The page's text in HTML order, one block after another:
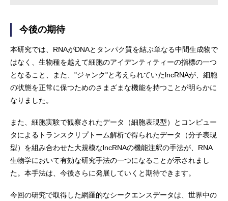
今後の期待
本研究では、RNAがDNAとタンパク質を結ぶ単なる中間生成物で
はなく、生物種を越えて細胞のアイデンティティーの指標の一つ
となること、また、"ジャンク"と考えられていたlncRNAが、細胞
の状態を正常に保つためのさまざまな機能を持つことが明らかに
なりました。
また、細胞実験で観察されたデータ（細胞表現型）とコンピュー
タによるトランスクリプトーム解析で得られたデータ（分子表現
型）を組み合わせた大規模なlncRNAの機能注釈の手法が、RNA
生物学において有効な研究手法の一つになることが示されまし
た。本手法は、今後さらに発展していくと期待できます。
今回の研究で取得した網羅的なシークエンスデータは、世界中の